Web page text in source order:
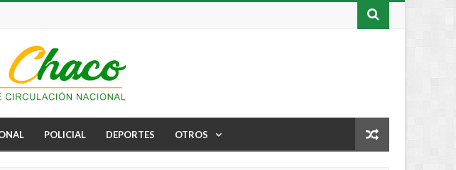
POLICIAL DEPORTES OTROS